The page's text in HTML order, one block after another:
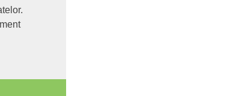
rezervate